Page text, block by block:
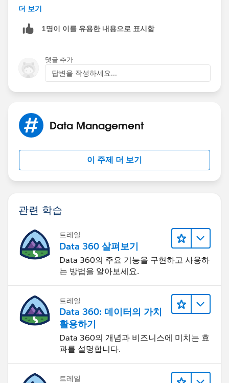
in your picklist and then check the appropriate
edited and the rule criteria would be a formula similar
to below. This is for accounting and I made up field
API names, you want to use your real API Names. You
will need to replicate this for each picklist value (using
AND(
ISCHANGED(Picklist__c),
ISPICKVAL(Picklist__c, "Accounting"),
So now that you have the mechanism that is tracking
whether or not its been a certain value, you just create
a validation rule that makes sure your not setting it
back to a prior value. Somethign like below
AND(
ISCHANGED(Picklist__c),
OR(
ISPICKVAL(Picklist__c,
더 보기
1명이 이를 유용한 내용으로 표시함
댓글 추가
답변을 작성하세요...
Data Management
이 주제 더 보기
관련 학습
트레일
Data 360 살펴보기
Data 360의 주요 기능을 구현하고 사용하
는 방법을 알아보세요.
트레일
Data 360: 데이터의 가치
활용하기
Data 360의 개념과 비즈니스에 미치는 효
과를 설명합니다.
트레일